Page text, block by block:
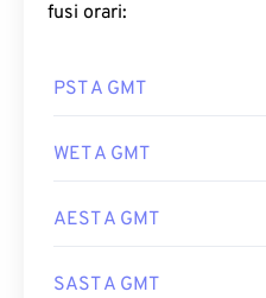
fusi orari:
PST A GMT
WET A GMT
AEST A GMT
SAST A GMT